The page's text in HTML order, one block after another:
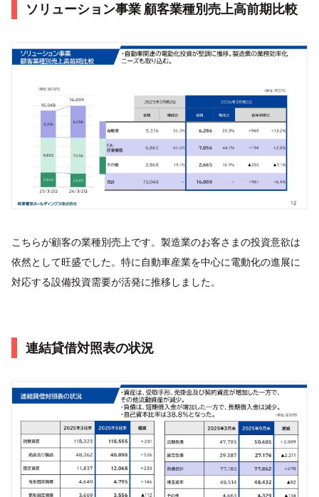
ソリューション事業 顧客業種別売上高前期比較
こちらが顧客の業種別売上です。製造業のお客さまの投資意欲は
依然として旺盛でした。特に自動車産業を中心に電動化の進展に
対応する設備投資需要が活発に推移しました。
連結貸借対照表の状況